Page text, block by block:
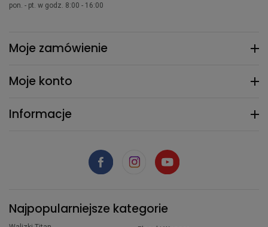
Moje zamówienie
Moje konto
Informacje
pon. - pt. w godz. 8:00 - 16:00
Najpopularniejsze kategorie